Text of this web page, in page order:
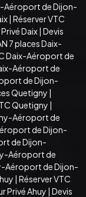
Aéroport de Dijon-
| Réserver VTC
Daix| Devis
7 places Daix-
Daix-Aéroport de
Aéroport de
de Dijon-
Quetigny |
Quetigny |
Aéroport de
de Dijon-
de Dijon-
Aéroport de
Aéroport de Dijon-
| Réserver VTC
Privé Ahuy | Devis